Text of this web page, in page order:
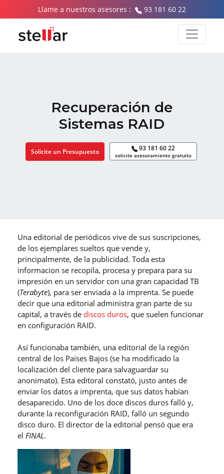
Llame a nuestros asesores : 93 181 60 22
Recuperación de
Sistemas RAID
Solicite un Presupuesto 93 181 60 22
solicite asesoramiento gratuito
Una editorial de periódicos vive de sus suscripciones,
de los ejemplares sueltos que vende y,
principalmente, de la publicidad. Toda esta
informacion se recopila, procesa y prepara para su
impresión en un servidor con una gran capacidad TB
(Terabyte), para ser enviada a la imprenta. Se puede
decir que una editorial administra gran parte de su
capital, a través de discos duros, que suelen funcionar
en configuración RAID.
Así funcionaba también, una editorial de la región
central de los Países Bajos (se ha modificado la
localización del cliente para salvaguardar su
anonimato). Esta editoral constató, justo antes de
enviar los datos a imprenta, que sus datos habían
desaparecido. Uno de los doce discos duros falló y,
durante la reconfiguración RAID, falló un segundo
disco duro. El director de la editorial pensó que era
elFINAL.